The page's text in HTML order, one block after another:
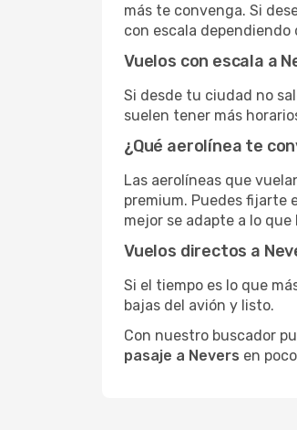
más te convenga. Si
con escala dependiendo
Vuelos con escala a
Si desde tu ciudad no
suelen tener más
¿Qué aerolínea te
Las aerolíneas que
premium. Puedes fijarte
mejor se adapte a lo que
Vuelos directos a
Si el tiempo es lo que
bajas del avión y listo.
Con nuestro buscador
pasaje a Nevers en